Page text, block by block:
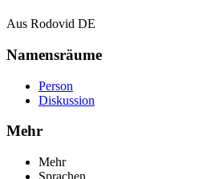
Aus Rodovid DE
Namensräume
Person
Diskussion
Mehr
Mehr
Sprachen